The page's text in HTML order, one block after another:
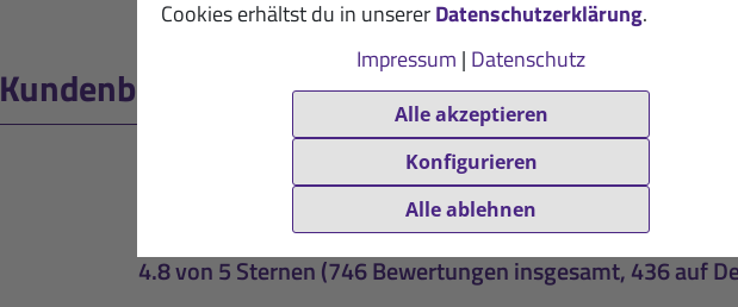
Cookies erhältst du in unsererDatenschutzerklärung.
Impressum | Datenschutz
Alle akzeptieren
Konfigurieren
Alle ablehnen
Kundenbewertungen für Immunkomplex-
4.8 von 5 Sternen (746 Bewertungen insgesamt, 436 auf